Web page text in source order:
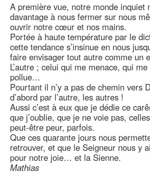
A première vue, notre monde inquiet
davantage à nous fermer sur nous
ouvrir notre cœur et nos mains.
Portée à haute température par le
cette tendance s’insinue en nous
faire envisager tout autre comme un
L’autre ; celui qui me menace, qui
pollue…
Pourtant il n’y a pas de chemin vers
d’abord par l’autre, les autres !
Aussi c’est à eux que je dédie ce
que j’oublie, que je ne voie pas,
peut-être peur, parfois.
Que ces quarante jours nous
retrouver, et que le Seigneur nous y
pour notre joie… et la Sienne.
Mathias